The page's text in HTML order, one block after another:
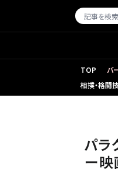
TOP バ
相撲・格闘技
パラ
ー